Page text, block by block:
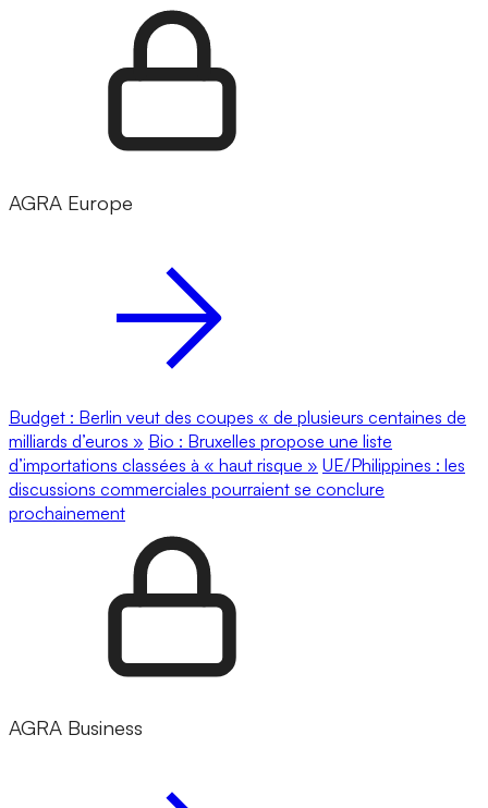
AGRA Europe
Budget : Berlin veut des coupes « de plusieurs centaines de
milliards d’euros » Bio : Bruxelles propose une liste
d’importations classées à « haut risque » UE/Philippines : les
discussions commerciales pourraient se conclure
prochainement
AGRA Business